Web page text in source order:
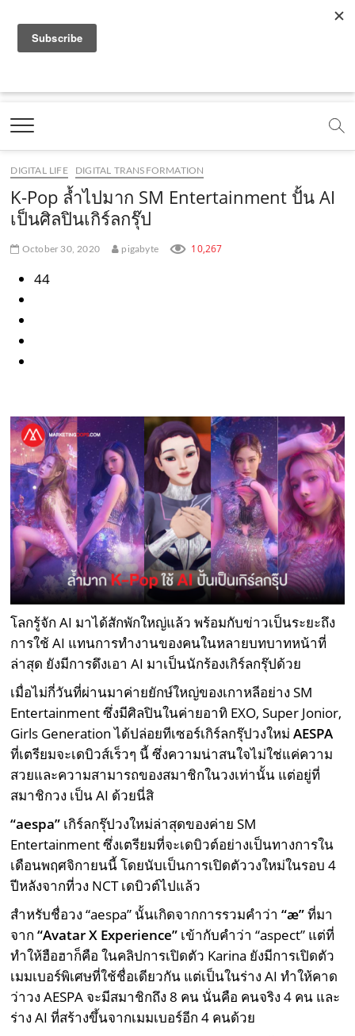
a
e
b
o
o
k
o
t
b
e
.
.
o
e
m
e
t
g
r
a
t
k
.
c
Marketing Oops!
DIGITAL | CREATIVE | ADVERTISING | CAMPAIGN |
DIGITAL LIFE DIGITAL TRANSFORMATION
K-Pop ล้ำไปมาก SM Entertainment ปั้น AI
เป็นศิลปินเกิร์ลกรุ๊ป
October 30, 2020 pigabyte 10,267
44
โลกรู้จัก AI มาได้สักพักใหญ่แล้ว พร้อมกับข่าวเป็นระยะถึง
การใช้ AI แทนการทำงานของคนในหลายบทบาทหน้าที่
ล่าสุด ยังมีการดึงเอา AI มาเป็นนักร้องเกิร์ลกรุ๊ปด้วย
เมื่อไม่กี่วันที่ผ่านมาค่ายยักษ์ใหญ่ของเกาหลีอย่าง SM
Entertainment ซึ่งมีศิลปินในค่ายอาทิ EXO, Super Jonior,
Girls Generation ได้ปล่อยทีเซอร์เกิร์ลกรุ๊ปวงใหม่AESPA
ที่เตรียมจะเดบิวส์เร็วๆ นี้ ซึ่งความน่าสนใจไม่ใช่แค่ความ
สวยและความสามารถของสมาชิกในวงเท่านั้น แต่อยู่ที่
สมาชิกวง เป็น AI ด้วยนี่สิ
“aespa” เกิร์ลกรุ๊ปวงใหม่ล่าสุดของค่าย SM
Entertainment ซึ่งเตรียมที่จะเดบิวต์อย่างเป็นทางการใน
เดือนพฤศจิกายนนี้ โดยนับเป็นการเปิดตัววงใหม่ในรอบ 4
ปีหลังจากที่วง NCT เดบิวต์ไปแล้ว
สำหรับชื่อวง “aespa” นั้นเกิดจากการรวมคำว่า“æ”ที่มา
จาก“Avatar X Experience” เข้ากับคำว่า “aspect” แต่ที่
ทำให้ฮือฮาก็คือ ในคลิปการเปิดตัว Karina ยังมีการเปิดตัว
เมมเบอร์พิเศษที่ใช้ชื่อเดียวกัน แต่เป็นในร่าง AI ทำให้คาด
ว่าวง AESPA จะมีสมาชิกถึง 8 คน นั่นคือ คนจริง 4 คน และ
ร่าง AI ที่สร้างขึ้นจากเมมเบอร์อีก 4 คนด้วย